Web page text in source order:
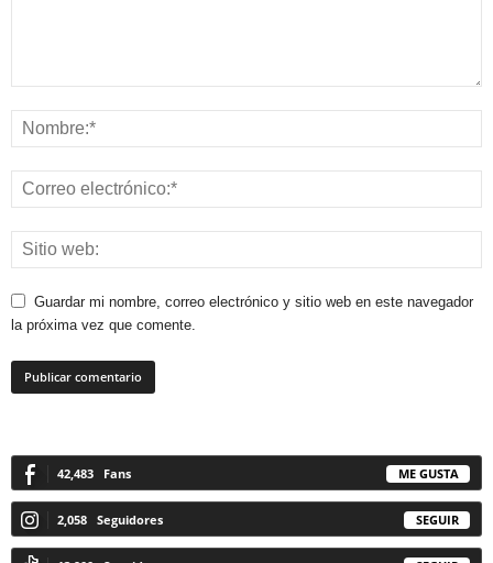
Guardar mi nombre, correo electrónico y sitio web en este navegador
la próxima vez que comente.
42,483 Fans ME GUSTA
2,058 Seguidores SEGUIR